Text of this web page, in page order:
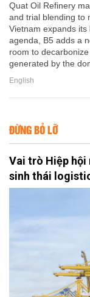
Quat Oil Refinery
and trial blending to
Vietnam expands
agenda, B5 adds a
room to
generated by the
English
ĐỪNG BỎ LỠ
Vai trò Hiệp hội
sinh thái